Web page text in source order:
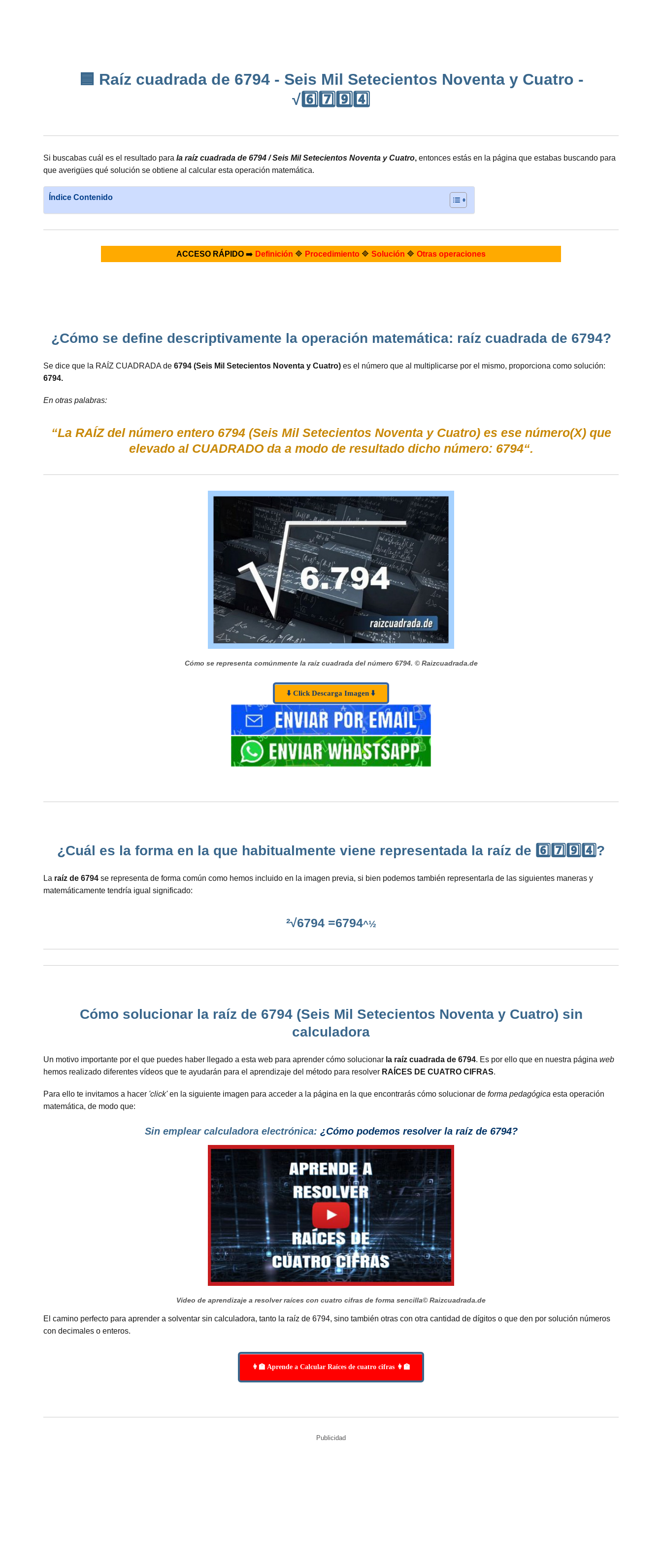
🟦 Raíz cuadrada de 6794 - Seis Mil Setecientos Noventa y Cuatro -
√6️⃣7️⃣9️⃣4️⃣
Si buscabas cuál es el resultado para la raíz cuadrada de 6794 / Seis Mil Setecientos Noventa y Cuatro, entonces estás en la página que estabas buscando para
que averigües qué solución se obtiene al calcular esta operación matemática.
Índice Contenido
ACCESO RÁPIDO➡️ Definición 🔷 Procedimiento🔷 Solución 🔷 Otras operaciones
¿Cómo se define descriptivamente la operación matemática: raíz cuadrada de 6794?
Se dice que la RAÍZ CUADRADA de 6794 (Seis Mil Setecientos Noventa y Cuatro) es el número que al multiplicarse por el mismo, proporciona como solución:
6794.
En otras palabras:
“La RAÍZ del número entero 6794 (Seis Mil Setecientos Noventa y Cuatro) es ese número(X) que
elevado al CUADRADO da a modo de resultado dicho número: 6794“.
Cómo se representa comúnmente la raíz cuadrada del número 6794. © Raizcuadrada.de
⬇️ Click Descarga Imagen ⬇️
¿Cuál es la forma en la que habitualmente viene representada la raíz de 6️⃣7️⃣9️⃣4️⃣?
La raíz de 6794 se representa de forma común como hemos incluido en la imagen previa, si bien podemos también representarla de las siguientes maneras y
matemáticamente tendría igual significado:
²√6794 =6794^½
Cómo solucionar la raíz de 6794 (Seis Mil Setecientos Noventa y Cuatro) sin
calculadora
Un motivo importante por el que puedes haber llegado a esta web para aprender cómo solucionar la raíz cuadrada de 6794. Es por ello que en nuestra página web
hemos realizado diferentes vídeos que te ayudarán para el aprendizaje del método para resolver RAÍCES DE CUATRO CIFRAS.
Para ello te invitamos a hacer 'click'en la siguiente imagen para acceder a la página en la que encontrarás cómo solucionar de forma pedagógica esta operación
matemática, de modo que:
Sin emplear calculadora electrónica: ¿Cómo podemos resolver la raíz de 6794?
Vídeo de aprendizaje a resolver raíces con cuatro cifras de forma sencilla© Raizcuadrada.de
El camino perfecto para aprender a solventar sin calculadora, tanto la raíz de 6794, sino también otras con otra cantidad de dígitos o que den por solución números
con decimales o enteros.
👩‍🏫 Aprende a Calcular Raíces de cuatro cifras 👩‍🏫
Publicidad